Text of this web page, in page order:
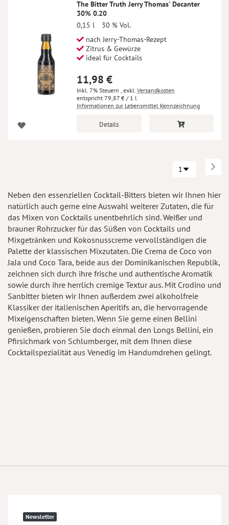
The Bitter Truth Jerry Thomas' Decanter
30% 0.20
0,15 l
30 % Vol.
nach Jerry-Thomas-Rezept
Zitrus & Gewürze
ideal für Cocktails
11,98 €
Inkl. 7% Steuern exkl. Versandkosten
79,87 € / 1 l
Informationen zur Lebensmittel Kennzeichnung
Details
Neben den essenziellen Cocktail-Bitters bieten wir Ihnen hier
natürlich auch gerne eine Auswahl weiterer Zutaten, die für
das Mixen von Cocktails unentbehrlich sind. Weißer und
brauner Rohrzucker für das Süßen von Cocktails und
Mixgetränken und Kokosnusscreme vervollständigen die
Palette der klassischen Mixzutaten. Die Crema de Coco von
JaJa und Coco Tara, beide aus der Dominikanischen Republik,
zeichnen sich durch ihre frische und authentische Aromatik
sowie durch ihre herrlich cremige Textur aus. Mit Crodino und
Sanbitter bieten wir Ihnen außerdem zwei alkoholfreie
Klassiker der italienischen Aperitifs an, die hervorragende
Mixeigenschaften bieten. Wenn Sie gerne einen Bellini
genießen, probieren Sie doch einmal den Longs Bellini, ein
Pfirsichmark von Schlumberger, mit dem Ihnen diese
Cocktailspezialität aus Venedig im Handumdrehen gelingt.
Newsletter